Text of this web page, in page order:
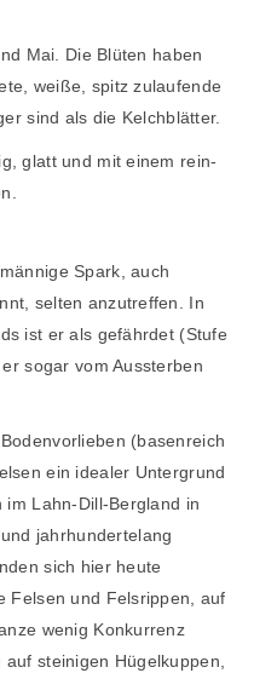
Mai. Die Blüten haben
weiße, spitz zulaufende
sind als die Kelchblätter.
glatt und mit einem rein-
Spark, auch
selten anzutreffen. In
ist er als gefährdet (Stufe
sogar vom Aussterben
(basenreich
ein idealer Untergrund
Lahn-Dill-Bergland in
jahrhundertelang
sich hier heute
Felsen und Felsrippen, auf
wenig Konkurrenz
steinigen Hügelkuppen,